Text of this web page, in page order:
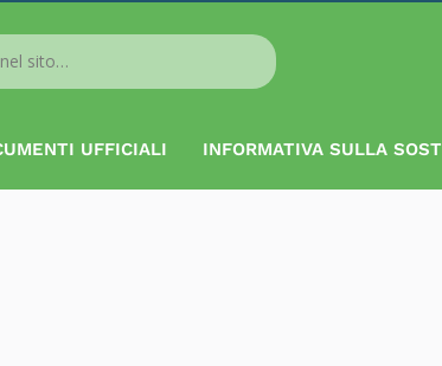
UFFICIALI INFORMATIVA SULLA